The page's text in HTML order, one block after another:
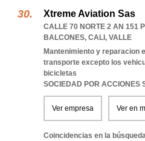
Xtreme Aviation Sas
CALLE 70 NORTE 2 AN 151
BALCONES, CALI , VALLE
Mantenimiento y reparacion
transporte excepto los
bicicletas
SOCIEDAD POR ACCIONES
Ver empresa Ver en
Coincidencias en la